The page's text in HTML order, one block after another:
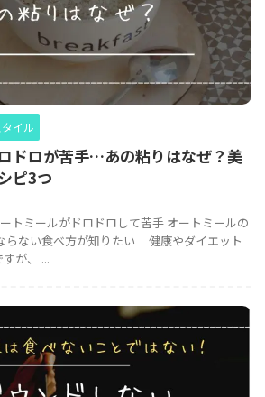
イル
ドロが苦手…あの粘りはなぜ？美
ピ3つ
トミールがドロドロして苦手 オートミールの
らない食べ方が知りたい 健康やダイエット
が、 ...